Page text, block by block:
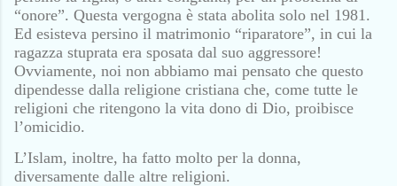
“onore”. Questa vergogna è stata abolita solo nel 1981.
Ed esisteva persino il matrimonio “riparatore”, in cui la
ragazza stuprata era sposata dal suo aggressore!
Ovviamente, noi non abbiamo mai pensato che questo
dipendesse dalla religione cristiana che, come tutte le
religioni che ritengono la vita dono di Dio, proibisce
l’omicidio.
L’Islam, inoltre, ha fatto molto per la donna,
diversamente dalle altre religioni.